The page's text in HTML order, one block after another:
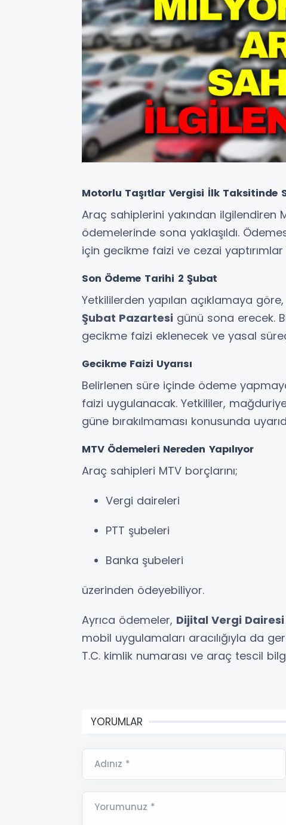
Motorlu Taşıtlar Vergisi İlk Taksitinde
Araç sahiplerini yakından ilgilendiren
ödemelerinde sona yaklaşıldı.
için gecikme faizi ve cezai yaptırımlar
Son Ödeme Tarihi 2 Şubat
Yetkililerden yapılan açıklamaya
Şubat Pazartesi günü sona erecek.
gecikme faizi eklenecek ve yasal
Gecikme Faizi Uyarısı
Belirlenen süre içinde ödeme
faizi uygulanacak. Yetkililer,
güne bırakılmaması konusunda
MTV Ödemeleri Nereden Yapılıyor
Araç sahipleri MTV borçlarını;
Vergi daireleri
PTT şubeleri
Banka şubeleri
üzerinden ödeyebiliyor.
Ayrıca ödemeler, Dijital Vergi Dairesi
mobil uygulamaları aracılığıyla da
T.C. kimlik numarası ve araç tescil
YORUMLAR
Adınız *
Yorumunuz *